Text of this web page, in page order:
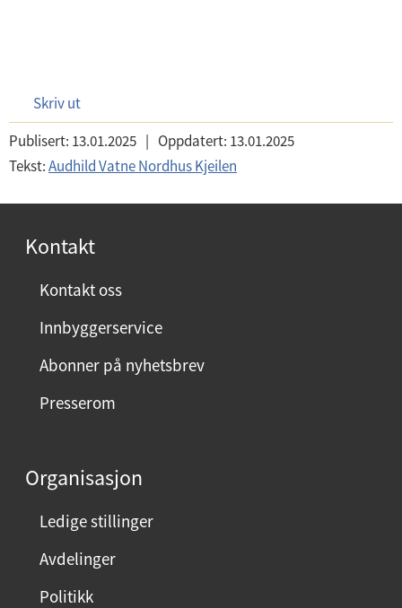
Skriv ut
Publisert: 13.01.2025 | Oppdatert: 13.01.2025
Tekst:Audhild Vatne Nordhus Kjeilen
Kontakt
Kontakt oss
Innbyggerservice
Abonner på nyhetsbrev
Presserom
Organisasjon
Ledige stillinger
Avdelinger
Politikk